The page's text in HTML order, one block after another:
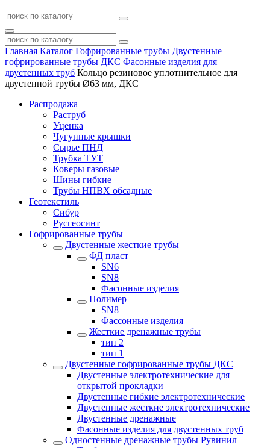
Главная Каталог Гофрированные трубы Двустенные
гофрированные трубы ДКС Фасонные изделия для
двустенных труб Кольцо резиновое уплотнительное для
двустенной трубы Ø63 мм, ДКС
Распродажа
Раструб
Уценка
Чугунные крышки
Сырье ПНД
Трубка ТУТ
Коверы газовые
Шины гибкие
Трубы НПВХ обсадные
Геотекстиль
Сибур
Русгеосинт
Гофрированные трубы
Двустенные жесткие трубы
ФД пласт
SN6
SN8
Фасонные изделия
Полимер
SN8
Фассонные изделия
Жесткие дренажные трубы
тип 2
тип 1
Двустенные гофрированные трубы ДКС
Двустенные электротехнические для
открытой прокладки
Двустенные гибкие электротехнические
Двустенные жесткие электротехнические
Двустенные дренажные
Фасонные изделия для двустенных труб
Одностенные дренажные трубы Рувинил